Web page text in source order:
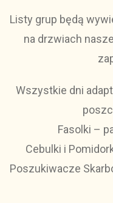
Listy grup będą
na drzwiach
Wszystkie dni
Fasolki –
Cebulki i
Poszukiwacze